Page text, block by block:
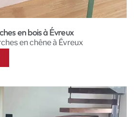
en bois à Évreux
en chêne à Évreux